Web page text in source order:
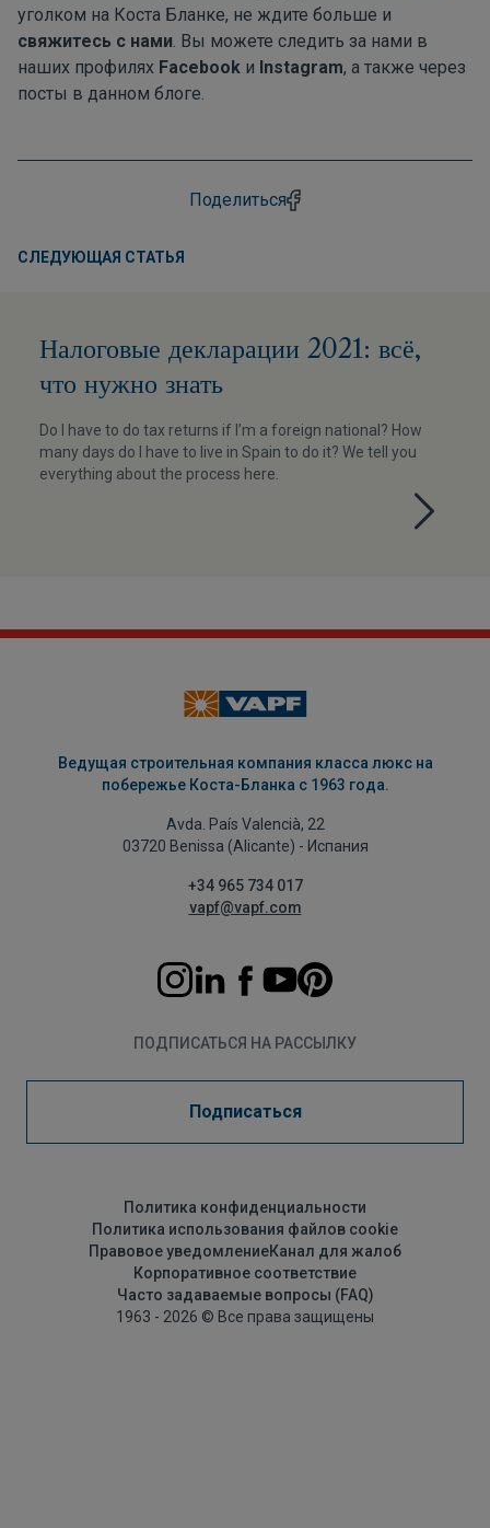
уголком на Коста Бланке, не ждите больше и
свяжитесь с нами. Вы можете следить за нами в
наших профилях Facebook и Instagram, а также через
посты в данном блоге.
Поделиться
СЛЕДУЮЩАЯ СТАТЬЯ
Налоговые декларации 2021: всё,
что нужно знать
Do I have to do tax returns if I’m a foreign national? How
many days do I have to live in Spain to do it? We tell you
everything about the process here.
Ведущая строительная компания класса люкс на
побережье Коста-Бланка с 1963 года.
Avda. País Valencià, 22
03720 Benissa (Alicante) - Испания
+34 965 734 017
vapf@vapf.com
ПОДПИСАТЬСЯ НА РАССЫЛКУ
Подписаться
Политика конфиденциальности
Политика использования файлов cookie
Правовое уведомлениеКанал для жалоб
Корпоративное соответствие
Часто задаваемые вопросы (FAQ)
1963 - 2026 © Все права защищены